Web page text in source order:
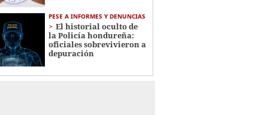
PESE A INFORMES Y DENUNCIAS
El historial oculto de
la Policía hondureña:
oficiales sobrevivieron a
depuración